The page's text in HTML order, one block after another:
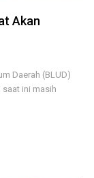
Akan
Daerah (BLUD)
saat ini masih